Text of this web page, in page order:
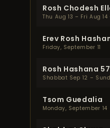
Rosh Chodesh
Thu Aug 13 – Fri Aug
Erev Rosh
Friday, September 11
Rosh Hashana
Shabbat Sep 12 –
Tsom Guedalia
Monday, September 14